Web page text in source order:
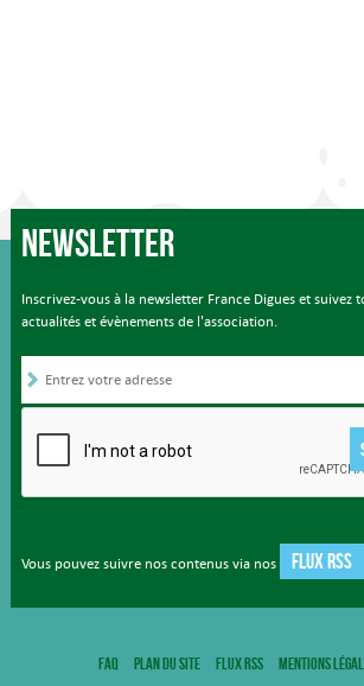
Newsletter
Inscrivez-vous à la newsletter France Digues et suivez
actualités et évènements de l'association.
Vous pouvez suivre nos contenus via nos FLUX RSS
FAQ Plan du site Flux RSS Mentions